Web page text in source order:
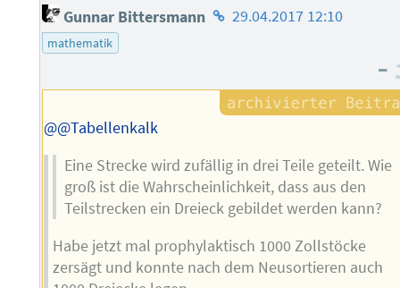
Gunnar Bittersmann Homepage
29.04.2017 12:10
mathematik
–
@@Tabellenkalk
Eine Strecke wird zufällig in drei Teile geteilt. Wie
groß ist die Wahrscheinlichkeit, dass aus den
Teilstrecken ein Dreieck gebildet werden kann?
Habe jetzt mal prophylaktisch 1000 Zollstöcke
zersägt und konnte nach dem Neusortieren auch